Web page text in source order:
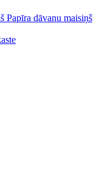
Papīra dāvanu maisiņš